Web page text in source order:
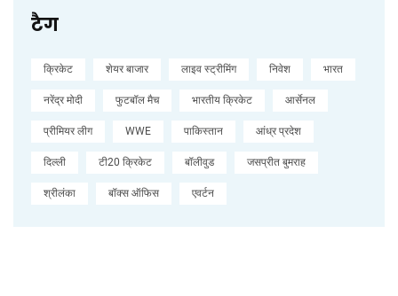
टैग
क्रिकेट शेयर बाजार लाइव स्ट्रीमिंग निवेश भारत
नरेंद्र मोदी फुटबॉल मैच भारतीय क्रिकेट आर्सेनल
प्रीमियर लीग WWE पाकिस्तान आंध्र प्रदेश
दिल्ली टी20 क्रिकेट बॉलीवुड जसप्रीत बुमराह
श्रीलंका बॉक्स ऑफिस एवर्टन